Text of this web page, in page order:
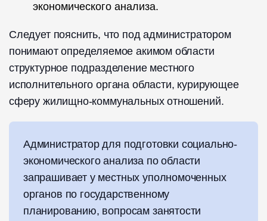
экономического анализа.
Следует пояснить, что под администратором
понимают определяемое акимом области
структурное подразделение местного
исполнительного органа области, курирующее
сферу жилищно-коммунальных отношений.
Администратор для подготовки социально-
экономического анализа по области
запрашивает у местных уполномоченных
органов по государственному
планированию, вопросам занятости